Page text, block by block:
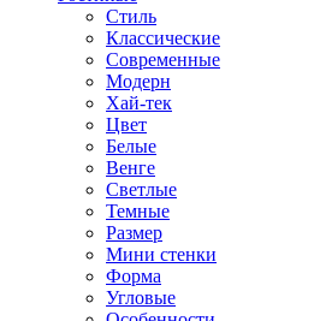
Стиль
Классические
Современные
Модерн
Хай-тек
Цвет
Белые
Венге
Светлые
Темные
Размер
Мини стенки
Форма
Угловые